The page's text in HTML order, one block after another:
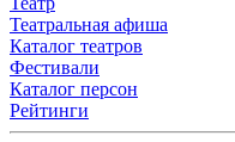
Театральная афиша
Каталог театров
Фестивали
Каталог персон
Рейтинги